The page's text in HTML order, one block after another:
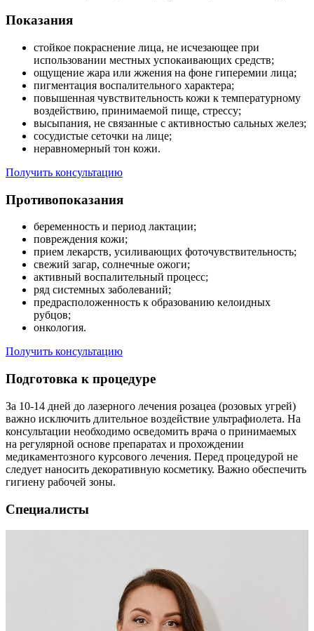
Показания
стойкое покраснение лица, не исчезающее при
использовании местных успокаивающих средств;
ощущение жара или жжения на фоне гиперемии лица;
пигментация воспалительного характера;
повышенная чувствительность кожи к температурному
воздействию, принимаемой пище, стрессу;
высыпания, не связанные с активностью сальных желез;
сосудистые сеточки на лице;
неравномерный тон кожи.
Получить консультацию
Противопоказания
беременность и период лактации;
повреждения кожи;
прием лекарств, усиливающих фоточувствительность;
свежий загар, солнечные ожоги;
активный воспалительный процесс;
ряд системных заболеваний;
предрасположенность к образованию келоидных
рубцов;
онкология.
Получить консультацию
Подготовка к процедуре
За 10-14 дней до лазерного лечения розацеа (розовых угрей)
важно исключить длительное воздействие ультрафиолета. На
консультации необходимо осведомить врача о принимаемых
на регулярной основе препаратах и прохождении
медикаментозного курсового лечения. Перед процедурой не
следует наносить декоративную косметику. Важно обеспечить
гигиену рабочей зоны.
Специалисты